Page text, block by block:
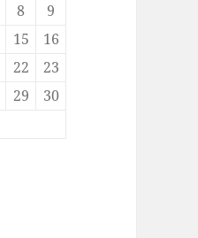
8
9
15
16
22
23
29
30